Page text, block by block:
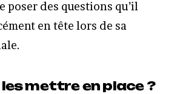
poser des questions qu’il
en tête lors de sa
mettre en place ?